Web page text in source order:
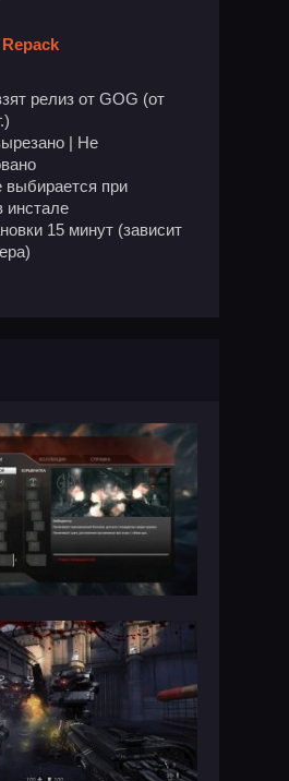
релиз от GOG (от
| Не
выбирается при
инстале
15 минут (зависит